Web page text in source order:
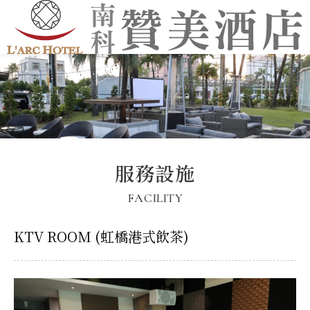
服務設施
FACILITY
KTV ROOM (虹橋港式飲茶)